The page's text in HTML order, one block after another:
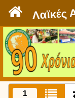
Λαϊκές
1